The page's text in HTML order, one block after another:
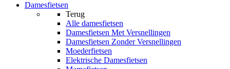
Damesfietsen
Terug
Alle damesfietsen
Damesfietsen Met Versnellingen
Damesfietsen Zonder Versnellingen
Moederfietsen
Elektrische Damesfietsen